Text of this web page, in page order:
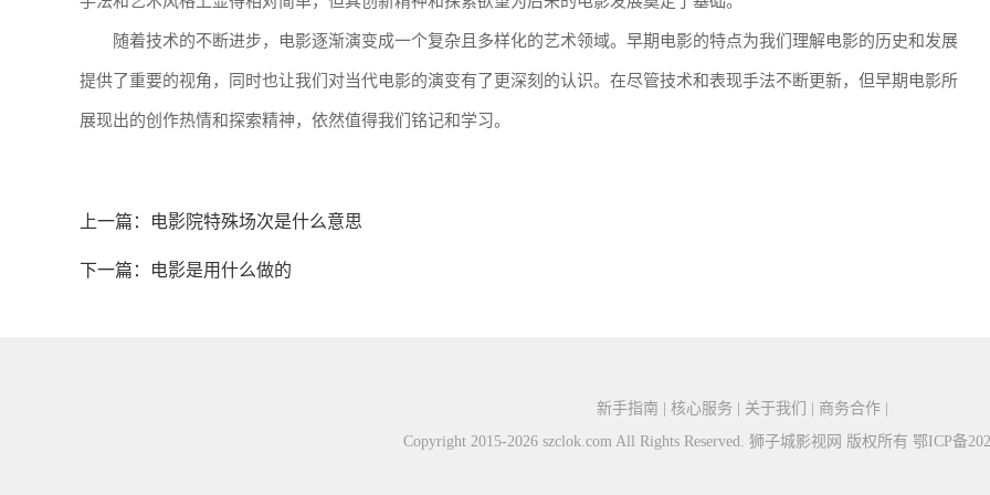
随着技术的不断进步，电影逐渐演变成一个复杂且多样化的艺术领域。早期电影的特点为我们理解电影的历史和发展
提供了重要的视角，同时也让我们对当代电影的演变有了更深刻的认识。在尽管技术和表现手法不断更新，但早期电影所
展现出的创作热情和探索精神，依然值得我们铭记和学习。
上一篇： 电影院特殊场次是什么意思
下一篇： 电影是用什么做的
新手指南 | 核心服务 | 关于我们 | 商务合作 |
Copyright 2015-2026 szclok.com All Rights Reserved. 狮子城影视网 版权所有 鄂ICP备